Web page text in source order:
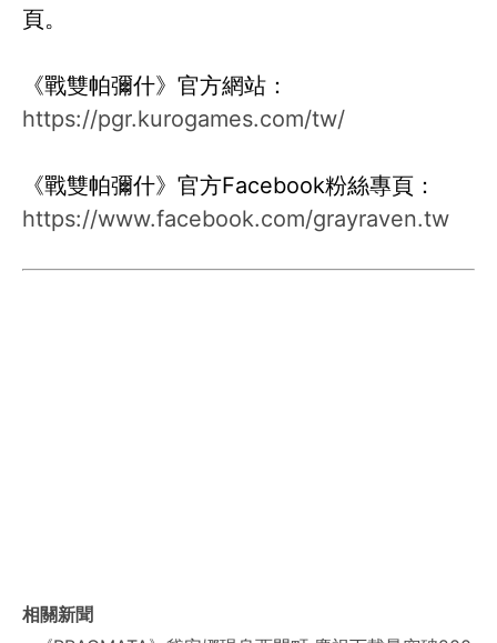
頁。
《戰雙帕彌什》官方網站：
https://pgr.kurogames.com/tw/
《戰雙帕彌什》官方Facebook粉絲專頁：
https://www.facebook.com/grayraven.tw
相關新聞